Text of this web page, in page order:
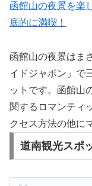
函館山の夜景を楽
底的に満喫！
函館山の夜景はま
イドジャポン」で
ットです。函館山
関するロマンティ
クセス方法の他に
道南観光スポ